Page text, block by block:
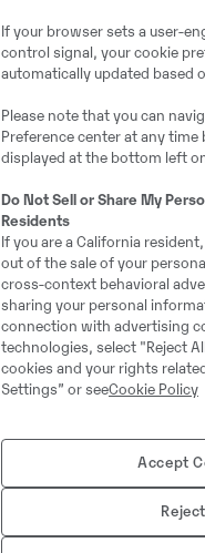
Bild:
*Scope är
Green
sker i den
If your browser sets a user-
control signal, your cookie
automatically updated based
Please note that you can
Preference center at any
displayed at the bottom left
Do Not Sell or Share My
Residents
If you are a California
out of the sale of your
cross-context behavioral
sharing your personal
connection with advertising
technologies, select "Reject
cookies and your rights
Settings” or seeCookie Policy
Accept
Reject